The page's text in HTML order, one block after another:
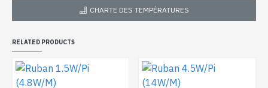
CHARTE DES TEMPÉRATURES
RELATED PRODUCTS